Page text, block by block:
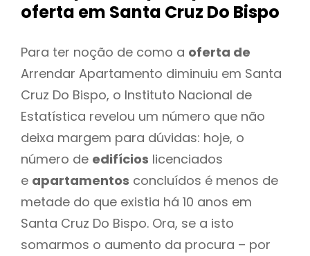
oferta em Santa Cruz Do Bispo
Para ter noção de como a oferta de
Arrendar Apartamento diminuiu em Santa
Cruz Do Bispo, o Instituto Nacional de
Estatística revelou um número que não
deixa margem para dúvidas: hoje, o
número de edifícios licenciados
e apartamentos concluídos é menos de
metade do que existia há 10 anos em
Santa Cruz Do Bispo. Ora, se a isto
somarmos o aumento da procura – por